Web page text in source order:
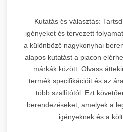
Kutatás és választás:
igényeket és tervezett
a különböző nagykonyhai
alapos kutatást a piacon
márkák között. Olvass
termék specifikációit és az
több szállítótól. Ezt
berendezéseket, amelyek a
igényeknek és a